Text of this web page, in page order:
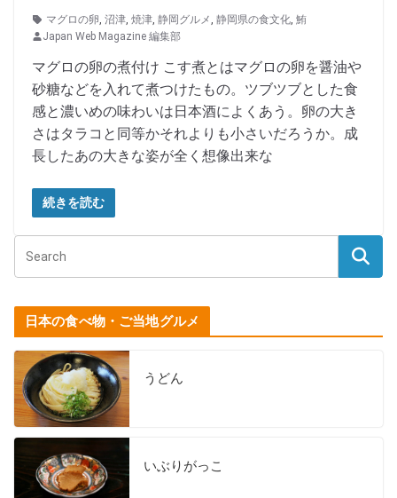
マグロの卵, 沼津, 焼津, 静岡グルメ, 静岡県の食文化, 鮪
Japan Web Magazine 編集部
マグロの卵の煮付け こす煮とはマグロの卵を醤油や
砂糖などを入れて煮つけたもの。ツブツブとした食
感と濃いめの味わいは日本酒によくあう。卵の大き
さはタラコと同等かそれよりも小さいだろうか。成
長したあの大きな姿が全く想像出来な
続きを読む
日本の食べ物・ご当地グルメ
うどん
いぶりがっこ